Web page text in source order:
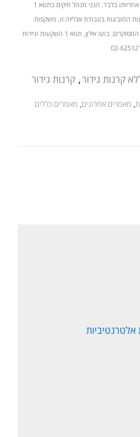
כל מי שפועל על סמך הכתוב עושה זאת על אחריותו בלבד. הנני מנהל תיקים בתטא 1
בזאת שהדעות המובעות בעבודת אנליזה זו, משקפות
נאמנה את דעותיי האישיות על ניירות הערך המסוקרים. בועז אילון, תטא 1 השקעות וניירות
קרנות גידור קרנות גידור
, מאמרים אחרונים, מאמרים כללים